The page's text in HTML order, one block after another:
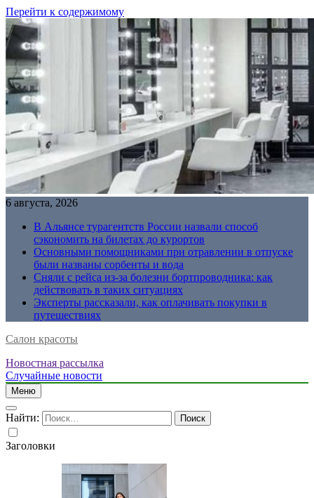
Перейти к содержимому
6 августа, 2026
В Альянсе турагентств России назвали способ
сэкономить на билетах до курортов
Основными помощниками при отравлении в отпуске
были названы сорбенты и вода
Сняли с рейса из-за болезни бортпроводника: как
действовать в таких ситуациях
Эксперты рассказали, как оплачивать покупки в
путешествиях
Салон красоты
Новостная рассылка
Случайные новости
Меню
Найти:
Заголовки